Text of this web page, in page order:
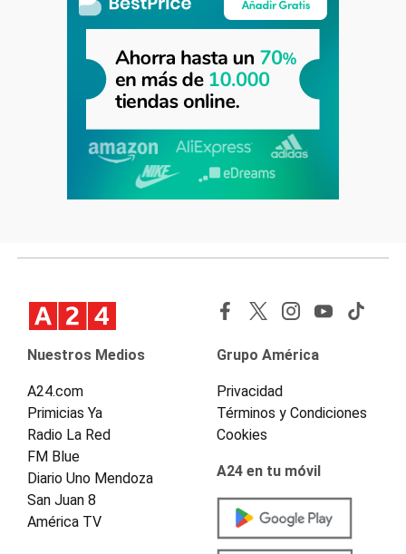
Nuestros Medios
A24.com
Primicias Ya
Radio La Red
FM Blue
Diario Uno Mendoza
San Juan 8
América TV
Grupo América
Privacidad
Términos y Condiciones
Cookies
A24 en tu móvil